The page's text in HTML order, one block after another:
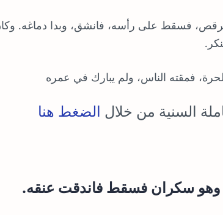
4/37: سكر يزيد، فقام يرقص، فسقط على رأسه، فانشق، وبدا دماغه.
فمقته الناس، ولم يبارك في عمره
السنية من خلال الضغط هنا
وهو سكران فسقط فاندقت عنقه.